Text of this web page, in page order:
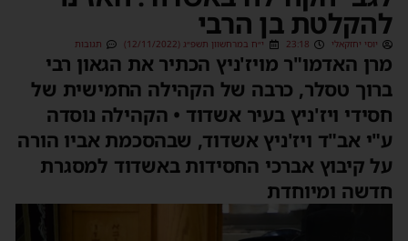
להקלטת בן הרבי
יוסי יחזקאלי 23:18 י״ח במרחשוון תשפ״ג (12/11/2022) תגובות
מרן האדמו"ר מויז'ניץ הכתיר את הגאון רבי
ברוך טסלר, כרבה של הקהילה החמישית של
חסידי ויז'ניץ בעיר אשדוד • הקהילה נוסדה
ע"י אב"ד ויז'ניץ אשדוד, שבהסכמת אביו הורה
על קיבוץ אברכי החסידות באשדוד למסגרת
חדשה ומיוחדת